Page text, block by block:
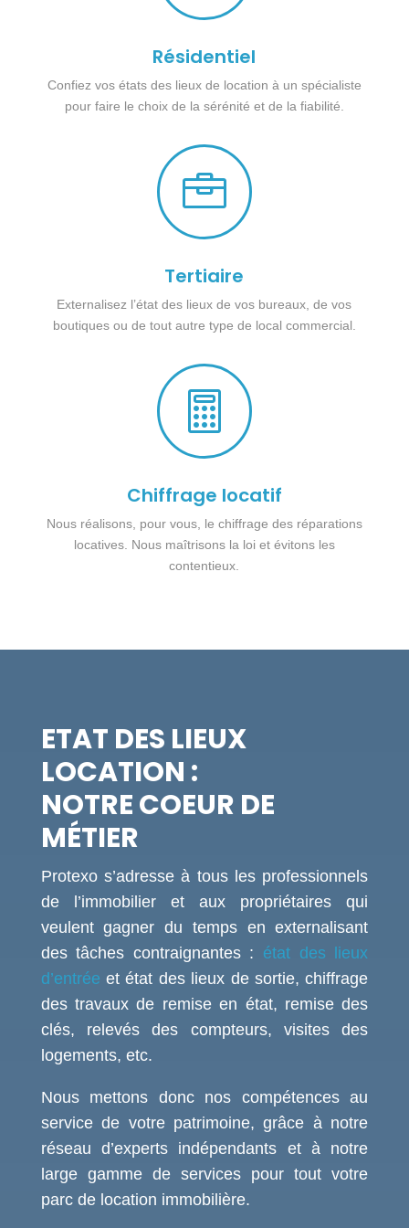
Résidentiel
Confiez vos états des lieux de location à un spécialiste
pour faire le choix de la sérénité et de la fiabilité.

Tertiaire
Externalisez l’état des lieux de vos bureaux, de vos
boutiques ou de tout autre type de local commercial.

Chiffrage locatif
Nous réalisons, pour vous, le chiffrage des réparations
locatives. Nous maîtrisons la loi et évitons les
contentieux.
ETAT DES LIEUX
LOCATION :
NOTRE COEUR DE
MÉTIER
Protexo s’adresse à tous les professionnels
de l’immobilier et aux propriétaires qui
veulent gagner du temps en externalisant
des tâches contraignantes : état des lieux
d’entrée et état des lieux de sortie, chiffrage
des travaux de remise en état, remise des
clés, relevés des compteurs, visites des
logements, etc.
Nous mettons donc nos compétences au
service de votre patrimoine, grâce à notre
réseau d’experts indépendants et à notre
large gamme de services pour tout votre
parc de location immobilière.